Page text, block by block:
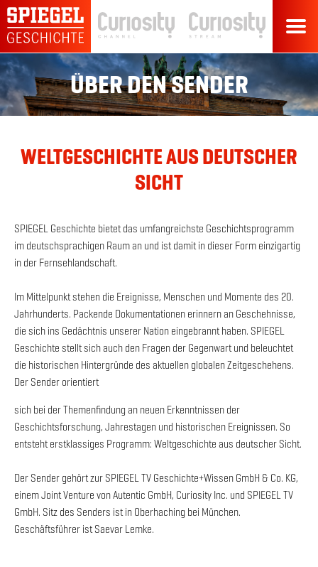
ÜBER DEN SENDER
WELTGESCHICHTE AUS DEUTSCHER
SICHT
SPIEGEL Geschichte bietet das umfangreichste Geschichtsprogramm
im deutschsprachigen Raum an und ist damit in dieser Form einzigartig
in der Fernsehlandschaft.
Im Mittelpunkt stehen die Ereignisse, Menschen und Momente des 20.
Jahrhunderts. Packende Dokumentationen erinnern an Geschehnisse,
die sich ins Gedächtnis unserer Nation eingebrannt haben. SPIEGEL
Geschichte stellt sich auch den Fragen der Gegenwart und beleuchtet
die historischen Hintergründe des aktuellen globalen Zeitgeschehens.
Der Sender orientiert
sich bei der Themenfindung an neuen Erkenntnissen der
Geschichtsforschung, Jahrestagen und historischen Ereignissen. So
entsteht erstklassiges Programm: Weltgeschichte aus deutscher Sicht.
Der Sender gehört zur SPIEGEL TV Geschichte+Wissen GmbH & Co. KG,
einem Joint Venture von Autentic GmbH, Curiosity Inc. und SPIEGEL TV
GmbH. Sitz des Senders ist in Oberhaching bei München.
Geschäftsführer ist Saevar Lemke.